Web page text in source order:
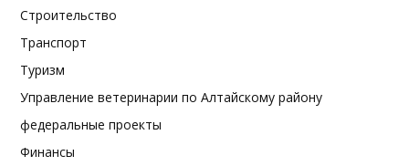
Строительство
Транспорт
Туризм
Управление ветеринарии по Алтайскому району
федеральные проекты
Финансы